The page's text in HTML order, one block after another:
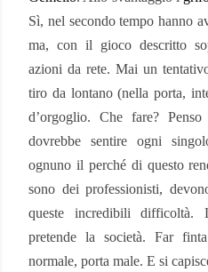
Sì, nel secondo tempo hanno
ma, con il gioco descritto
azioni da rete. Mai un
tiro da lontano (nella porta,
d’orgoglio. Che fare?
dovrebbe sentire ogni
ognuno il perché di questo
sono dei professionisti,
queste incredibili
pretende la società. Far
normale, porta male. E si